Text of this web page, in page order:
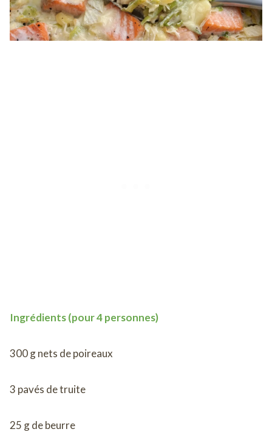
Ingrédients (pour 4 personnes)
300 g nets de poireaux
3 pavés de truite
25 g de beurre